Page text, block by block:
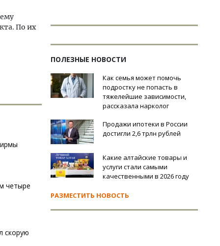
По их
четыре
скорую
ПОЛЕЗНЫЕ НОВОСТИ
Как семья может помочь
подростку не попасть в
тяжелейшие зависимости,
рассказала нарколог
Продажи ипотеки в России
достигли 2,6 трлн рублей
Какие алтайские товары и
услуги стали самыми
качественными в 2026 году
РАЗМЕСТИТЬ НОВОСТЬ